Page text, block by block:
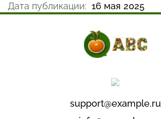
Дата публикации: 16 мая 2025
support@example.ru